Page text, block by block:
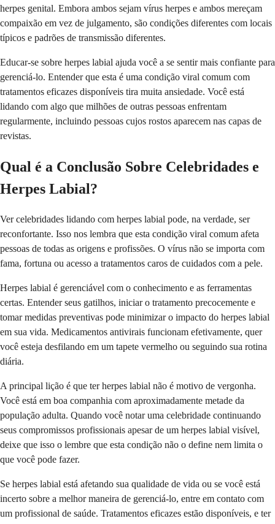
herpes genital. Embora ambos sejam vírus herpes e ambos mereçam
compaixão em vez de julgamento, são condições diferentes com locais
típicos e padrões de transmissão diferentes.
Educar-se sobre herpes labial ajuda você a se sentir mais confiante para
gerenciá-lo. Entender que esta é uma condição viral comum com
tratamentos eficazes disponíveis tira muita ansiedade. Você está
lidando com algo que milhões de outras pessoas enfrentam
regularmente, incluindo pessoas cujos rostos aparecem nas capas de
revistas.
Qual é a Conclusão Sobre Celebridades e
Herpes Labial?
Ver celebridades lidando com herpes labial pode, na verdade, ser
reconfortante. Isso nos lembra que esta condição viral comum afeta
pessoas de todas as origens e profissões. O vírus não se importa com
fama, fortuna ou acesso a tratamentos caros de cuidados com a pele.
Herpes labial é gerenciável com o conhecimento e as ferramentas
certas. Entender seus gatilhos, iniciar o tratamento precocemente e
tomar medidas preventivas pode minimizar o impacto do herpes labial
em sua vida. Medicamentos antivirais funcionam efetivamente, quer
você esteja desfilando em um tapete vermelho ou seguindo sua rotina
diária.
A principal lição é que ter herpes labial não é motivo de vergonha.
Você está em boa companhia com aproximadamente metade da
população adulta. Quando você notar uma celebridade continuando
seus compromissos profissionais apesar de um herpes labial visível,
deixe que isso o lembre que esta condição não o define nem limita o
que você pode fazer.
Se herpes labial está afetando sua qualidade de vida ou se você está
incerto sobre a melhor maneira de gerenciá-lo, entre em contato com
um profissional de saúde. Tratamentos eficazes estão disponíveis, e ter